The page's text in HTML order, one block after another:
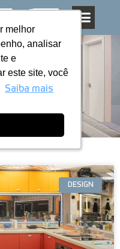
melhor
analisar
e
este site, você
Saiba mais
melhor
analisar
e
este site, você
Saiba mais
DESIGN